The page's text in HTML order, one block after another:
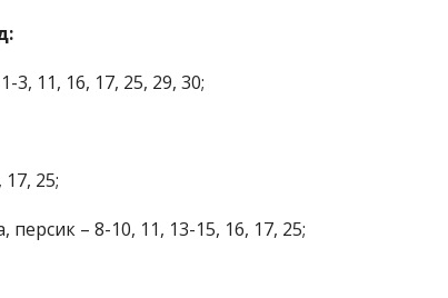
3, 11, 16, 17, 25, 29, 30;
25;
– 8-10, 11, 13-15, 16, 17, 25;